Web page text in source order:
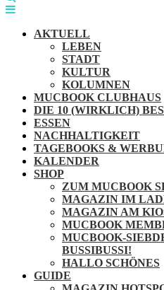
AKTUELL
LEBEN
STADT
KULTUR
KOLUMNEN
MUCBOOK CLUBHAUS
DIE 10 (WIRKLICH)
ESSEN
NACHHALTIGKEIT
TAGEBOOKS &
KALENDER
SHOP
ZUM MUCBOOK
MAGAZIN IM
MAGAZIN AM
MUCBOOK
MUCBOOK-
BUSSIBUSSI!
HALLO SCHÖNES
GUIDE